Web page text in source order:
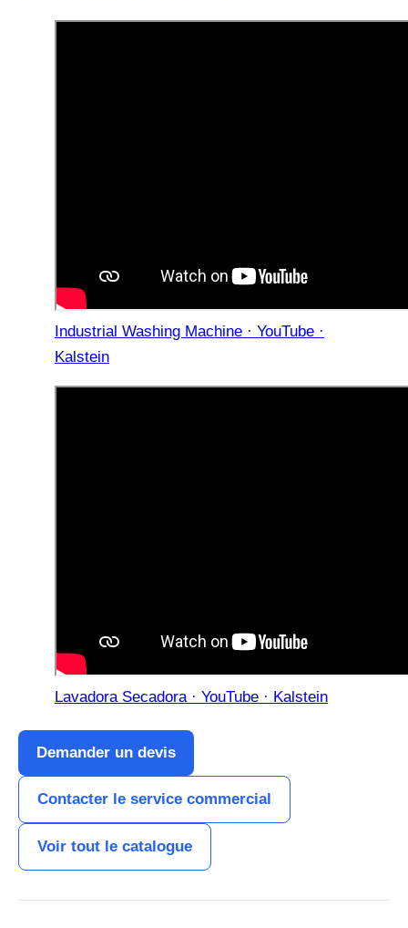
Industrial Washing Machine · YouTube ·
Kalstein
Lavadora Secadora · YouTube · Kalstein
Demander un devis
Contacter le service commercial
Voir tout le catalogue